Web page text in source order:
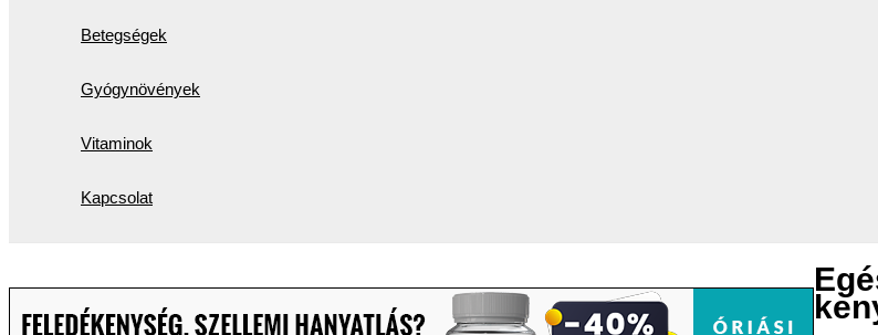
Betegségek
Gyógynövények
Vitaminok
Kapcsolat